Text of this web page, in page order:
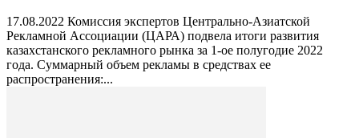
17.08.2022 Комиссия экспертов Центрально-Азиатской
Рекламной Ассоциации (ЦАРА) подвела итоги развития
казахстанского рекламного рынка за 1-ое полугодие 2022
года. Суммарный объем рекламы в средствах ее
распространения:...